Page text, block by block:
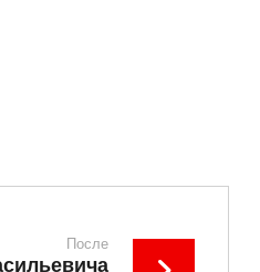
После